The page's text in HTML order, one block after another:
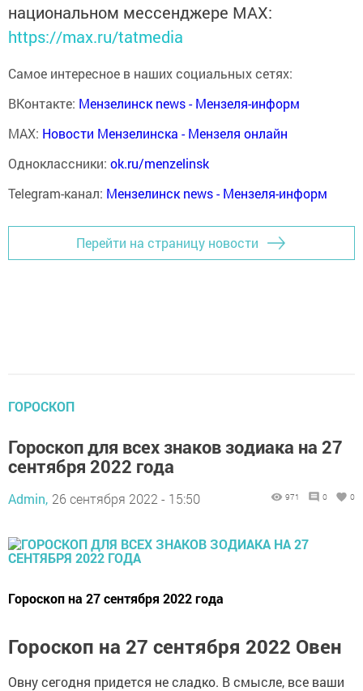
национальном мессенджере MАХ:
https://max.ru/tatmedia
Самое интересное в наших социальных сетях:
ВКонтакте: Мензелинск news - Мензеля-информ
MAX: Новости Мензелинска - Мензеля онлайн
Одноклассники: ok.ru/menzelinsk
Telegram-канал: Мензелинск news - Мензеля-информ
Перейти на страницу новости
ГОРОСКОП
Гороскоп для всех знаков зодиака на 27
сентября 2022 года
Admin, 26 сентября 2022 - 15:50 971 0 0
Гороскоп на 27 сентября 2022 года
Гороскоп на 27 сентября 2022 Овен
Овну сегодня придется не сладко. В смысле, все ваши